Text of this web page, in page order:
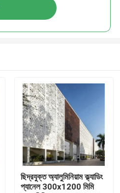
ছিদ্রযুক্ত অ্যালুমিনিয়াম ক্ল্যাডিং
প্যানেল 300x1200 মিমি